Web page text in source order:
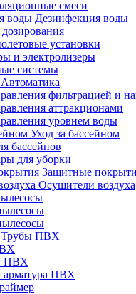
смеси
Дезинфекция воды
установки
и электролизеры
системы
Автоматика
фильтрацией и
аттракционами
уровнем воды
Уход за бассейном
бассейнов
для уборки
Защитные
Осушители воздуха
Трубы ПВХ
ПВХ
арматура ПВХ